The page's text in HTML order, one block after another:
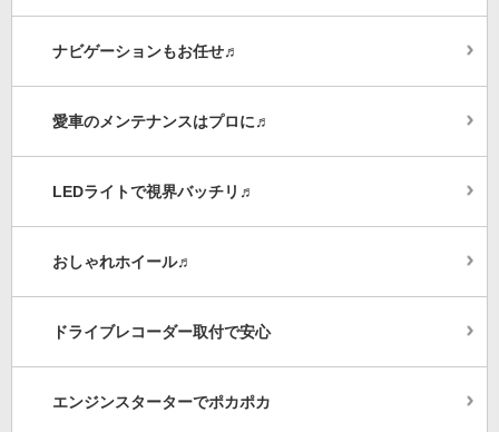
ナビゲーションもお任せ♬
愛車のメンテナンスはプロに♬
LEDライトで視界バッチリ♬
おしゃれホイール♬
ドライブレコーダー取付で安心
エンジンスターターでポカポカ